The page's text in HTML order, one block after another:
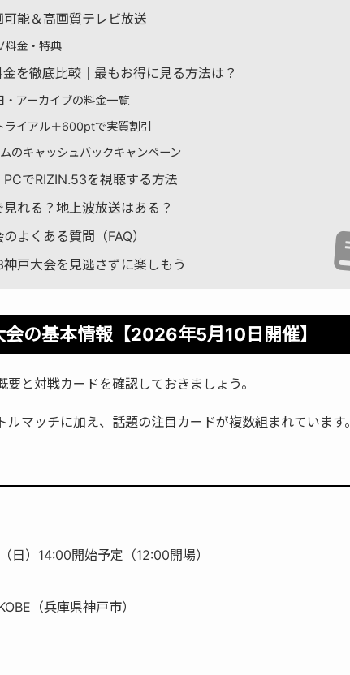
能＆高画質テレビ放送
料金・特典
を徹底比較｜最もお得に見る方法は？
・アーカイブの料金一覧
イアル＋600ptで実質割引
のキャッシュバックキャンペーン
でRIZIN.53を視聴する方法
れる？地上波放送はある？
よくある質問（FAQ）
戸大会を見逃さずに楽しもう
の基本情報【2026年5月10日開催】
要と対戦カードを確認しておきましょう。
マッチに加え、話題の注目カードが複数組まれています。
日）14:00開始予定（12:00開場）
（兵庫県神戸市）